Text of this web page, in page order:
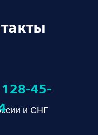
и СНГ
45-